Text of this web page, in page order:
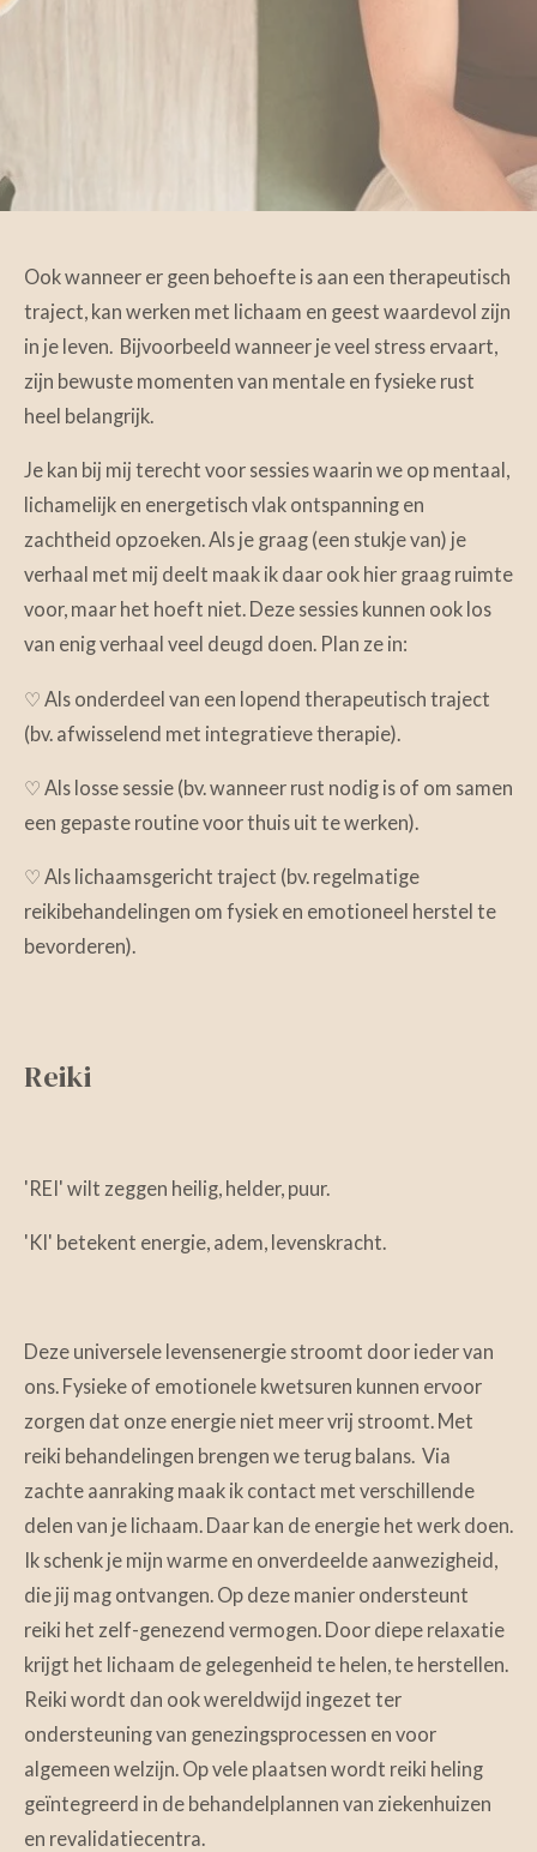
Ook wanneer er geen behoefte is aan een therapeutisch
traject, kan werken met lichaam en geest waardevol zijn
in je leven. Bijvoorbeeld wanneer je veel stress ervaart,
zijn bewuste momenten van mentale en fysieke rust
heel belangrijk.
Je kan bij mij terecht voor sessies waarin we op mentaal,
lichamelijk en energetisch vlak ontspanning en
zachtheid opzoeken. Als je graag (een stukje van) je
verhaal met mij deelt maak ik daar ook hier graag ruimte
voor, maar het hoeft niet. Deze sessies kunnen ook los
van enig verhaal veel deugd doen. Plan ze in:
♡ Als onderdeel van een lopend therapeutisch traject
(bv. afwisselend met integratieve therapie).
♡ Als losse sessie (bv. wanneer rust nodig is of om samen
een gepaste routine voor thuis uit te werken).
♡ Als lichaamsgericht traject (bv. regelmatige
reikibehandelingen om fysiek en emotioneel herstel te
bevorderen).
Reiki
'REI' wilt zeggen heilig, helder, puur.
'KI' betekent energie, adem, levenskracht.
Deze universele levensenergie stroomt door ieder van
ons. Fysieke of emotionele kwetsuren kunnen ervoor
zorgen dat onze energie niet meer vrij stroomt. Met
reiki behandelingen brengen we terug balans. Via
zachte aanraking maak ik contact met verschillende
delen van je lichaam. Daar kan de energie het werk doen.
Ik schenk je mijn warme en onverdeelde aanwezigheid,
die jij mag ontvangen. Op deze manier ondersteunt
reiki het zelf-genezend vermogen. Door diepe relaxatie
krijgt het lichaam de gelegenheid te helen, te herstellen.
Reiki wordt dan ook wereldwijd ingezet ter
ondersteuning van genezingsprocessen en voor
algemeen welzijn. Op vele plaatsen wordt reiki heling
geïntegreerd in de behandelplannen van ziekenhuizen
en revalidatiecentra.